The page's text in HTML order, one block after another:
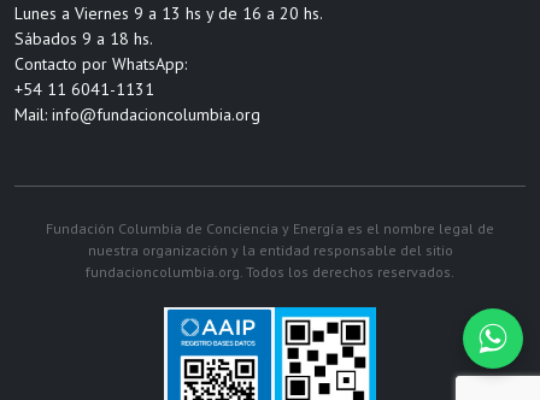
Lunes a Viernes 9 a 13 hs y de 16 a 20 hs.
Sábados 9 a 18 hs.
Contacto por WhatsApp:
+54 11 6041-1131
Mail: info@fundacioncolumbia.org
Fundación Columbia de Conciencia y Energía es el nombre legal de
nuestra organización y la entidad responsable del sitio
fundacioncolumbia.org. Todos los derechos reservados.